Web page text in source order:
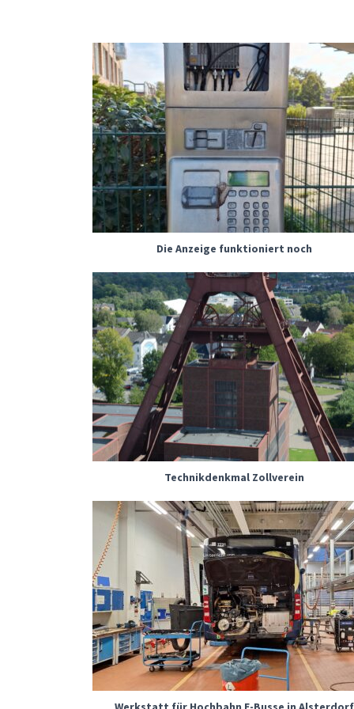
Die Anzeige funktioniert noch
Technikdenkmal Zollverein